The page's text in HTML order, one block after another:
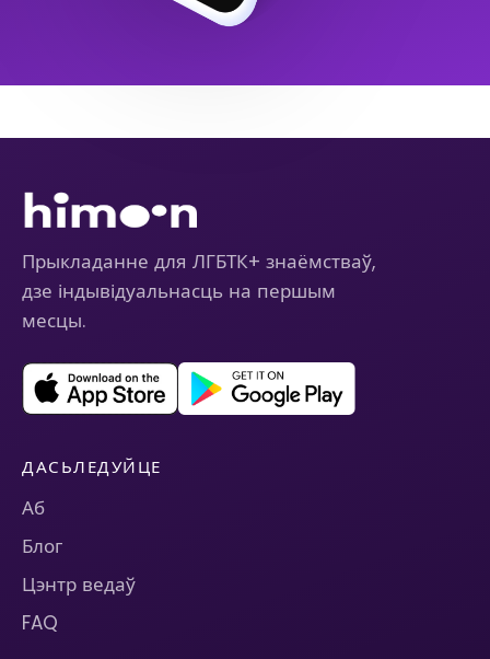
Прыкладанне для ЛГБТК+ знаёмстваў,
дзе індывідуальнасць на першым
месцы.
ДАСЬЛЕДУЙЦЕ
Аб
Блог
Цэнтр ведаў
FAQ